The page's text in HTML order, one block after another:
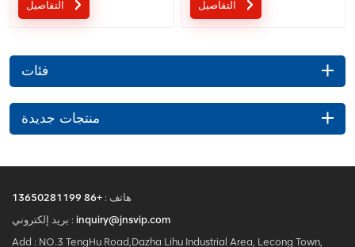
فئات
منتجات جديدة
هاتف : +86 13650281199
بريد إلكتروني : inquiry@jnsvip.com
Add : NO.3 TengHu Road,Dazha Lihu Industrial Area, Lecong Town,